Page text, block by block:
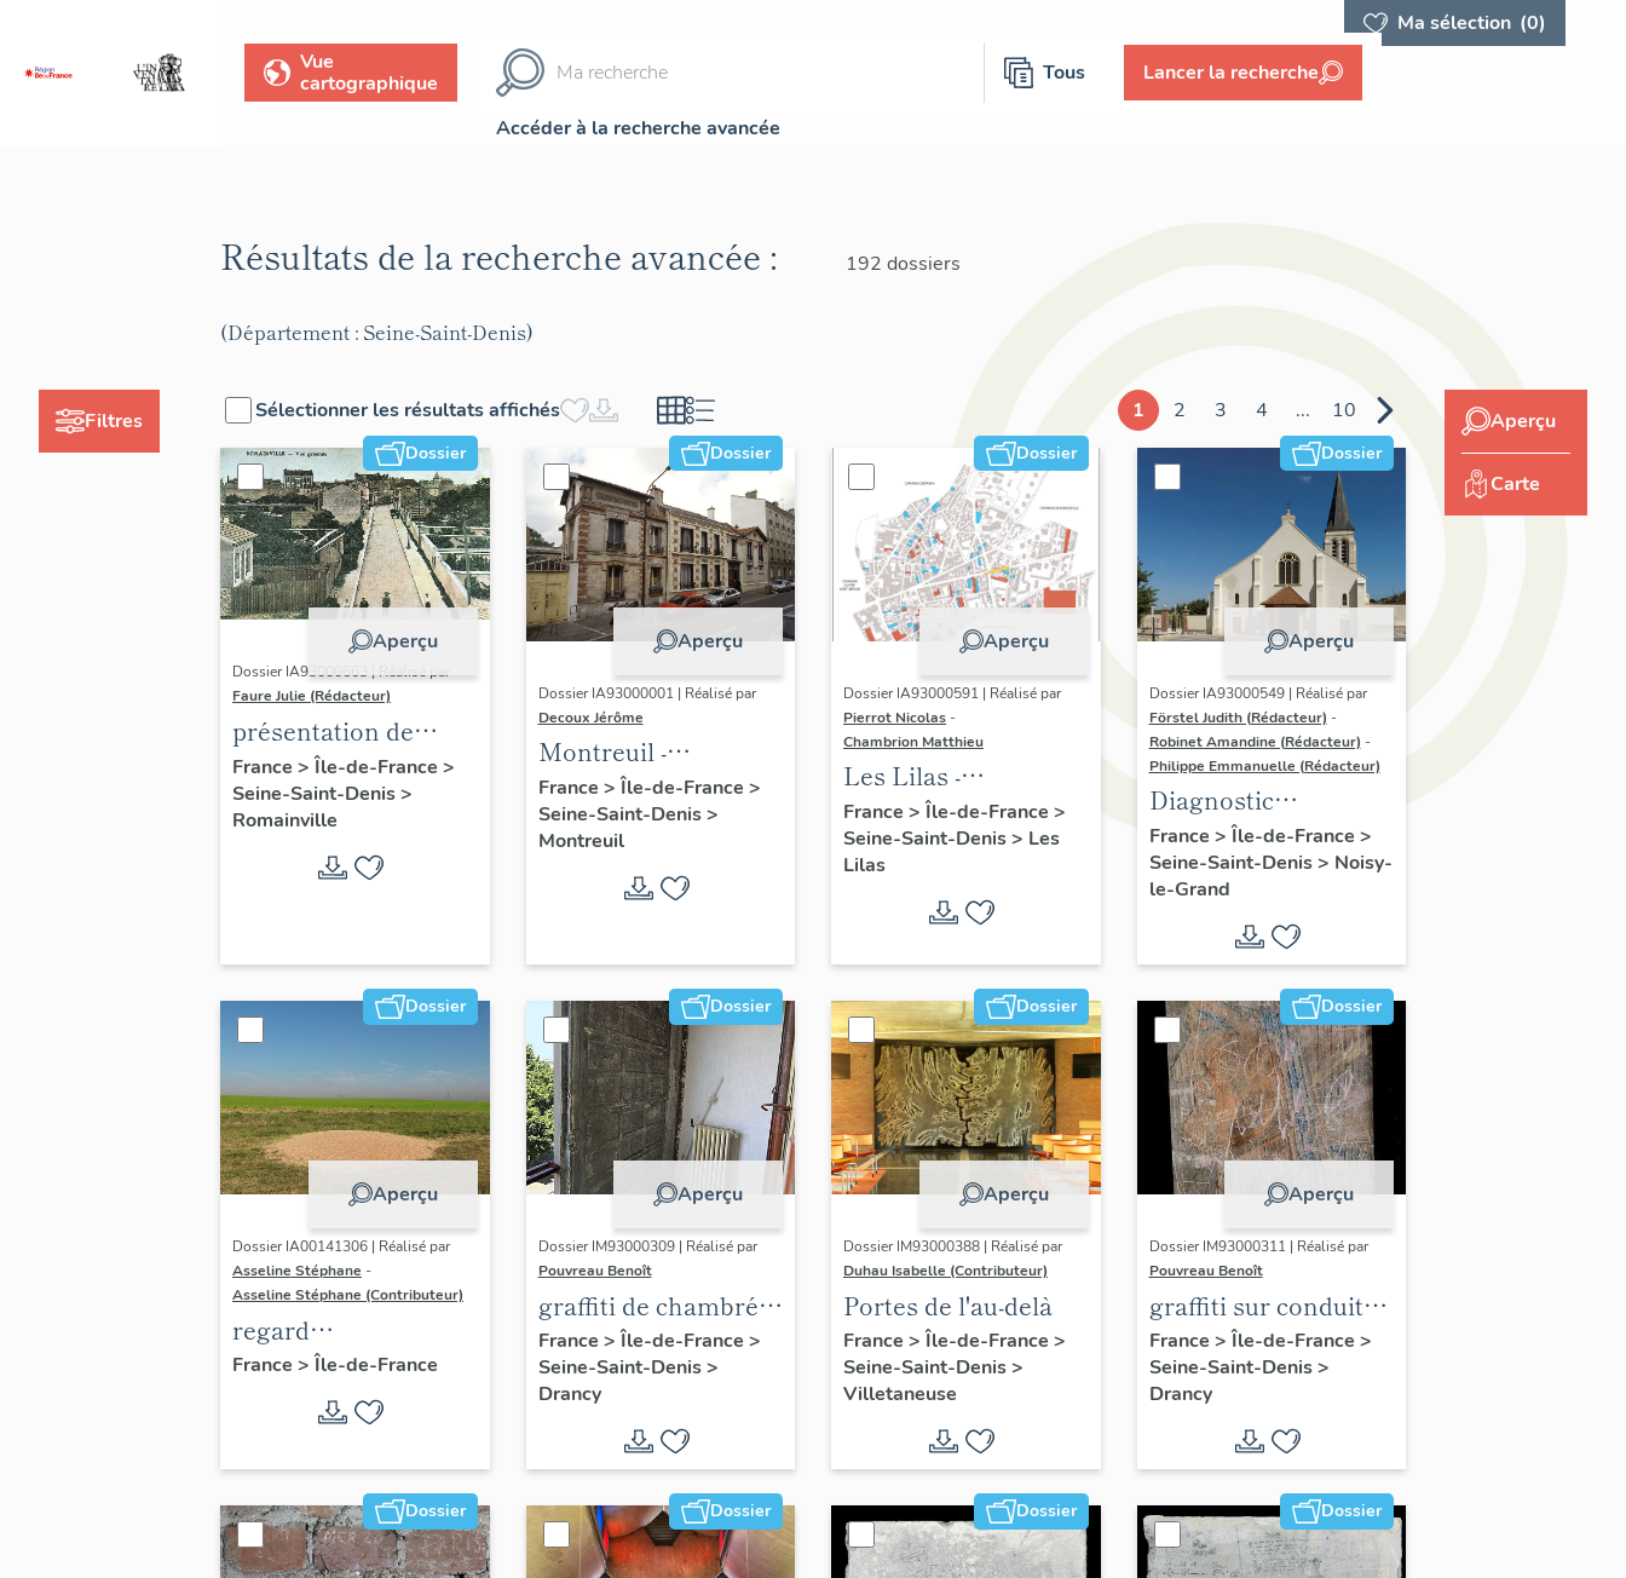
Ma sélection (0)
Vue
cartographique
Tous Lancer la recherche
Accéder à la recherche avancée
Filtres
Résultats de la recherche avancée : 192 dossiers
(Département : Seine-Saint-Denis)
Sélectionner les résultats affichés 1 2 3 4 ... 10
Dossier
Aperçu
Dossier IA93000663 | Réalisé par
Faure Julie (Rédacteur)
présentation de
l'inventaire de la
commune de
Romainville
France > Île-de-France >
Seine-Saint-Denis>
Romainville
Dossier
Aperçu
Dossier IA93000001 | Réalisé par
Decoux Jérôme
Montreuil -
Patrimoine
industriel -
Présentation
générale de l'étude :
France > Île-de-France >
Seine-Saint-Denis>
Montreuil
Dossier
Aperçu
Dossier IA93000591 | Réalisé par
Pierrot Nicolas -
Chambrion Matthieu
Les Lilas -
Patrimoine
industriel -
Présentation
générale de l'étude :
"usines"
France > Île-de-France >
Seine-Saint-Denis> Les
Lilas
Dossier
Aperçu
Dossier IA93000549 | Réalisé par
Förstel Judith (Rédacteur) -
Robinet Amandine (Rédacteur) -
Philippe Emmanuelle (Rédacteur)
Diagnostic
patrimonial de
Noisy-le-Grand
France > Île-de-France >
Seine-Saint-Denis> Noisy-
le-Grand
Dossier
Aperçu
Dossier IA00141306 | Réalisé par
Asseline Stéphane -
Asseline Stéphane (Contributeur)
regard
photographique sur
les paysages de la
Plaine de France.
France > Île-de-France
Dossier
Aperçu
Dossier IM93000309 | Réalisé par
Pouvreau Benoît
graffiti de chambrée
sur revers de façade
France > Île-de-France >
Seine-Saint-Denis>
Drancy
Dossier
Aperçu
Dossier IM93000388 | Réalisé par
Duhau Isabelle (Contributeur)
Portes de l'au-delà
France > Île-de-France >
Seine-Saint-Denis>
Villetaneuse
Dossier
Aperçu
Dossier IM93000311 | Réalisé par
Pouvreau Benoît
graffiti sur conduit
de cheminée
France > Île-de-France >
Seine-Saint-Denis>
Drancy
Dossier Dossier Dossier Dossier
Aperçu
Carte